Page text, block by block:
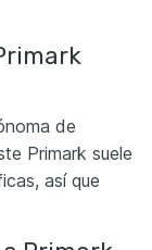
de
Primark suele
así que